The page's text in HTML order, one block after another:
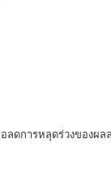
ลดการหลุดร่วงของผล